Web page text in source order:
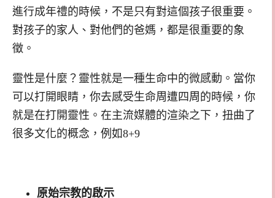
進行成年禮的時候，不是只有對這個孩子很重要。
對孩子的家人、對他們的爸媽，都是很重要的象
徵。
靈性是什麼？靈性就是一種生命中的微感動。當你
可以打開眼睛，你去感受生命周遭四周的時候，你
就是在打開靈性。在主流媒體的渲染之下，扭曲了
很多文化的概念，例如8+9
原始宗教的啟示